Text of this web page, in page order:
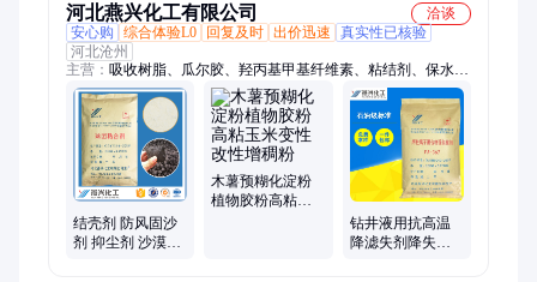
河北燕兴化工有限公司
洽谈
安心购
综合体验L0 回复及时 出价迅速
真实性已核验
河北沧州
主营： 吸收树脂、瓜尔胶、羟丙基甲基纤维素、粘结剂、保水
剂、滤失剂、粘合剂、施胶剂、羧甲基纤维素、钻井液、黄原
胶、pam聚丙烯、高分子吸收树脂、胶化淀粉、玉米淀粉、冶金
球团、预糊化淀粉、清洁软胶、豆腐猫砂、绿色环保、石油钻
井、松木猫砂、淀粉预胶、变性淀粉、吸水树脂
结壳剂 防风固沙
剂 抑尘剂 沙漠绿
木薯预糊化淀粉
植物胶粉高粘玉
钻井液用抗高温
降滤失剂降失水